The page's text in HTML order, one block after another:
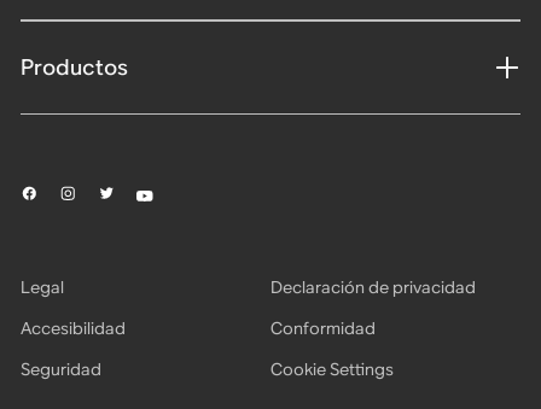
Productos
Legal
Declaración de privacidad
Accesibilidad
Conformidad
Seguridad
Cookie Settings